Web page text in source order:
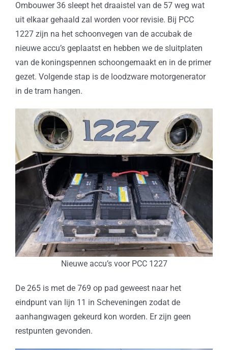
Ombouwer 36 sleept het draaistel van de 57 weg wat
uit elkaar gehaald zal worden voor revisie. Bij PCC
1227 zijn na het schoonvegen van de accubak de
nieuwe accu’s geplaatst en hebben we de sluitplaten
van de koningspennen schoongemaakt en in de primer
gezet. Volgende stap is de loodzware motorgenerator
in de tram hangen.
Nieuwe accu’s voor PCC 1227
De 265 is met de 769 op pad geweest naar het
eindpunt van lijn 11 in Scheveningen zodat de
aanhangwagen gekeurd kon worden. Er zijn geen
restpunten gevonden.